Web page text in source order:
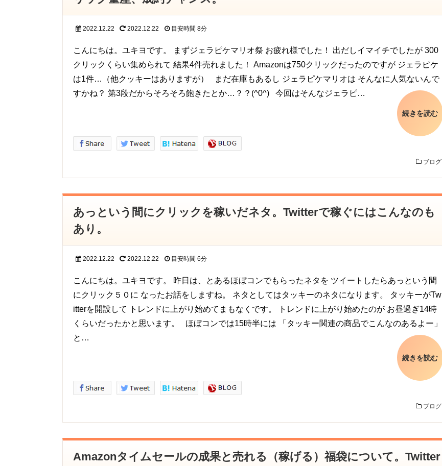
2022.12.22 2022.12.22 目安時間 8分
こんにちは。ユキヨです。 まずジェラピケマリオ祭 お疲れ様でした！ 出だしイマイチでしたが 300
クリックくらい集められて 結果4件売れました！ Amazonは750クリックだったのですが ジェラピケ
は1件…（他クッキーはありますが） まだ在庫もあるし ジェラピケマリオは そんなに人気ないんで
すかね？ 第3段だからそろそろ飽きたとか…？？(^0^) 今回はそんなジェラピ…
続きを読む
ブログ
あっという間にクリックを稼いだネタ。Twitterで稼ぐにはこんなのも
あり。
2022.12.22 2022.12.22 目安時間 6分
こんにちは。ユキヨです。 昨日は、とあるほぼコンでもらったネタを ツイートしたらあっという間
にクリック５０に なったお話をしますね。 ネタとしてはタッキーのネタになります。 タッキーがTw
itterを開設して トレンドに上がり始めてまもなくです。 トレンドに上がり始めたのが お昼過ぎ14時
くらいだったかと思います。 ほぼコンでは15時半には 「タッキー関連の商品でこんなのあるよー」
と…
続きを読む
ブログ
Amazonタイムセールの成果と売れる（稼げる）福袋について。Twitter